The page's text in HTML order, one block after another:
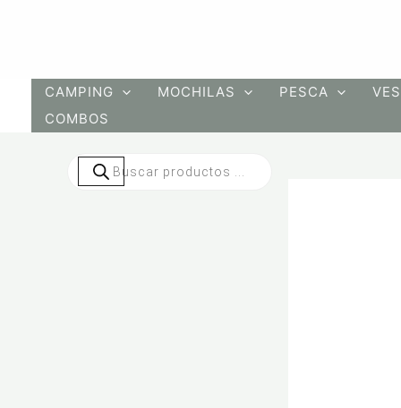
CAMPING MOCHILAS PESCA
COMBOS
Búsqueda
productos